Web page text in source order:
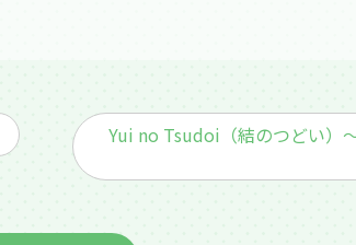
Yui no Tsudoi（結のつどい）